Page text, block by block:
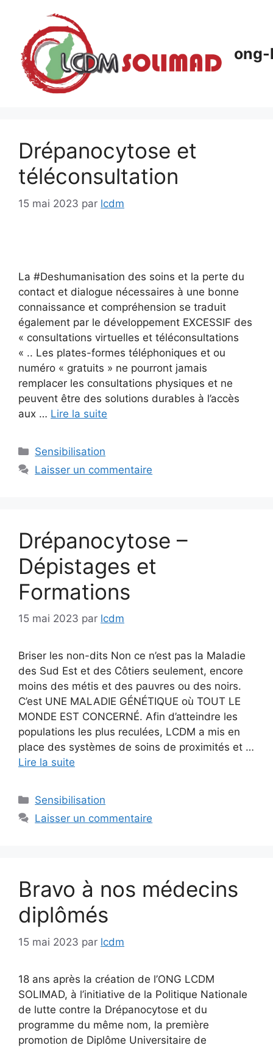
contenu
Drépanocytose et
téléconsultation
15 mai 2023 par lcdm
La #Deshumanisation des soins et la perte du
contact et dialogue nécessaires à une bonne
connaissance et compréhension se traduit
également par le développement EXCESSIF des
« consultations virtuelles et téléconsultations
« .. Les plates-formes téléphoniques et ou
numéro « gratuits » ne pourront jamais
remplacer les consultations physiques et ne
peuvent être des solutions durables à l’accès
aux … Lire la suite
Catégories
Sensibilisation
Laisser un commentaire
Drépanocytose –
Dépistages et
Formations
15 mai 2023 par lcdm
Briser les non-dits Non ce n’est pas la Maladie
des Sud Est et des Côtiers seulement, encore
moins des métis et des pauvres ou des noirs.
C’est UNE MALADIE GÉNÉTIQUE où TOUT LE
MONDE EST CONCERNÉ. Afin d’atteindre les
populations les plus reculées, LCDM a mis en
place des systèmes de soins de proximités et …
Lire la suite
Catégories
Sensibilisation
Laisser un commentaire
Bravo à nos médecins
diplômés
15 mai 2023 par lcdm
18 ans après la création de l’ONG LCDM
SOLIMAD, à l’initiative de la Politique Nationale
de lutte contre la Drépanocytose et du
programme du même nom, la première
promotion de Diplôme Universitaire de